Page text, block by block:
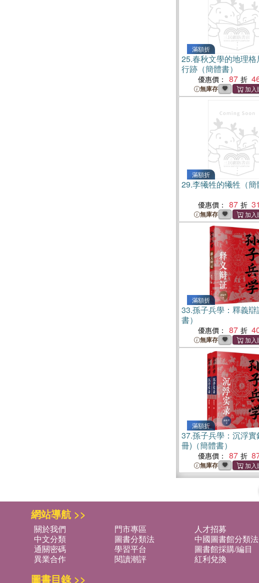
滿額折
25.春秋文學的地理格
行跡（簡體書）
優惠價： 87
無庫存
滿額折
29.李犧牲的犧牲（簡
優惠價： 87
無庫存
滿額折
33.孫子兵學：釋義辯
書）
優惠價： 87
無庫存
滿額折
37.孫子兵學：沉浮實
冊)（簡體書）
優惠價： 87
無庫存
網站導航 >>
關於我們 門市專區 人才招募
中文分類
圖書分類法 中國圖書館分類法
通關密碼
學習平台 圖書館採購/編目
異業合作
閱讀潮評 紅利兌換
圖書目錄 >>